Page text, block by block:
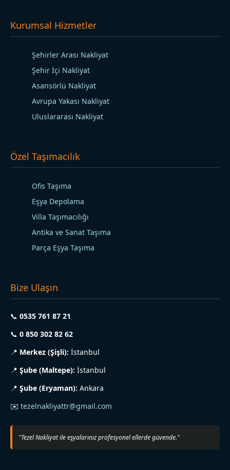
Kurumsal Hizmetler
Şehirler Arası Nakliyat
Şehir İçi Nakliyat
Asansörlü Nakliyat
Avrupa Yakası Nakliyat
Uluslararası Nakliyat
Özel Taşımacılık
Ofis Taşıma
Eşya Depolama
Villa Taşımacılığı
Antika ve Sanat Taşıma
Parça Eşya Taşıma
Bize Ulaşın
📞 0535 761 87 21
📞 0 850 302 82 62
📍 Merkez (Şişli): İstanbul
📍 Şube (Maltepe): İstanbul
📍 Şube (Eryaman): Ankara
✉️ tezelnakliyattr@gmail.com
"Tezel Nakliyat ile eşyalarınız profesyonel ellerde güvende."